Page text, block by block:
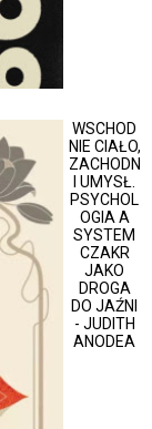
WSCHOD
NIE CIAŁO,
ZACHODN
I UMYSŁ.
PSYCHOL
OGIA A
SYSTEM
CZAKR
JAKO
DROGA
DO JAŹNI
- JUDITH
ANODEA